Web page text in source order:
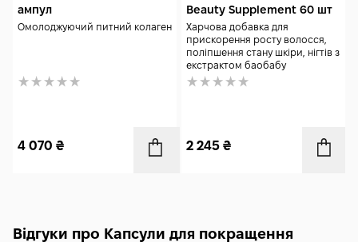
ампул
Омолоджуючий питний колаген
4 070 ₴
Beauty Supplement 60 шт
Харчова добавка для
прискорення росту волосся,
поліпшення стану шкіри, нігтів з
екстрактом баобабу
2 245 ₴
Відгуки про Капсули для покращення